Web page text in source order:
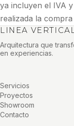
ya incluyen el IVA
realizada la
LINEA
Arquitectura que
en experiencias.
Servicios
Proyectos
Showroom
Contacto